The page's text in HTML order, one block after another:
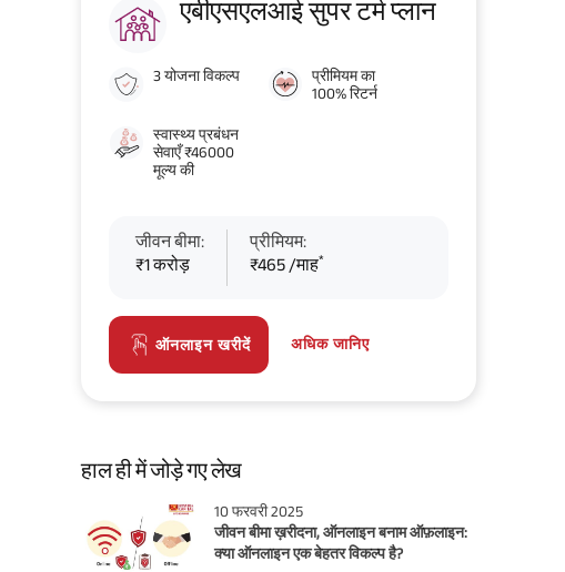
एबीएसएलआई सुपर टर्म प्लान
3 योजना विकल्प
प्रीमियम का
100% रिटर्न
स्वास्थ्य प्रबंधन
सेवाएँ ₹46000
मूल्य की
जीवन बीमा:
₹1 करोड़
प्रीमियम:
₹465 /माह*
ऑनलाइन खरीदें अधिक जानिए
हाल ही में जोड़े गए लेख
10 फरवरी 2025
जीवन बीमा ख़रीदना, ऑनलाइन बनाम ऑफ़लाइन:
क्या ऑनलाइन एक बेहतर विकल्प है?